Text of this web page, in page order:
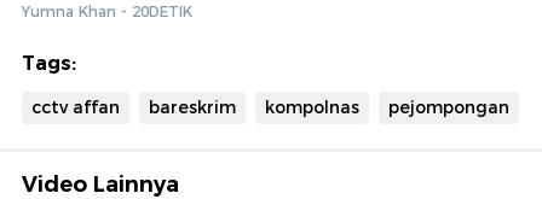
Pejompongan seperti CCTV Gedung PT Bersaudara dan
Yumna Khan - 20DETIK
Tags:
cctv affan bareskrim kompolnas pejompongan
Video Lainnya